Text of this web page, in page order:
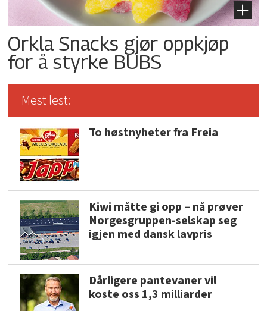
Orkla Snacks gjør oppkjøp
for å styrke BUBS
Mest lest:
To høstnyheter fra Freia
Kiwi måtte gi opp – nå prøver
Norgesgruppen-selskap seg
igjen med dansk lavpris
Dårligere pantevaner vil
koste oss 1,3 milliarder